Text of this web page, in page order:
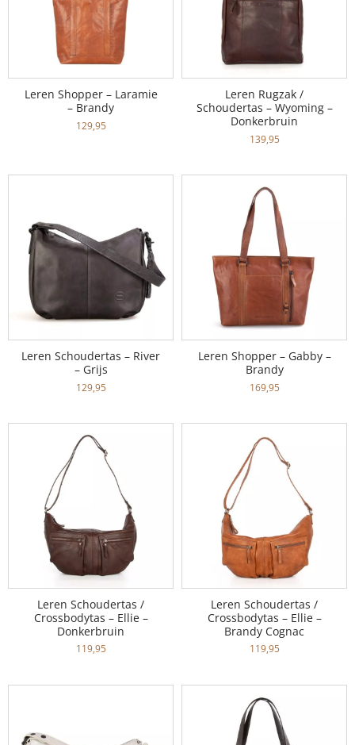
Leren Shopper – Laramie
– Brandy
129,95
Leren Rugzak /
Schoudertas – Wyoming –
Donkerbruin
139,95
Leren Schoudertas – River
– Grijs
129,95
Leren Shopper – Gabby –
Brandy
169,95
Leren Schoudertas /
Crossbodytas – Ellie –
Donkerbruin
119,95
Leren Schoudertas /
Crossbodytas – Ellie –
Brandy Cognac
119,95